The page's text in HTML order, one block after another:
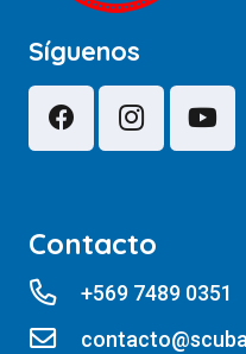
Síguenos
Contacto
+569 7489 0351